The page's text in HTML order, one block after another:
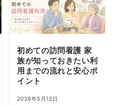
初めての訪問看護 家
族が知っておきたい利
用までの流れと安心ポ
イント
2026年5月12日